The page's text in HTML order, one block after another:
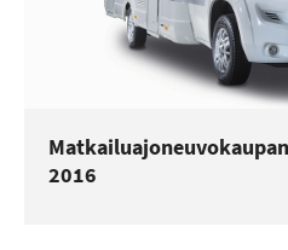
2016